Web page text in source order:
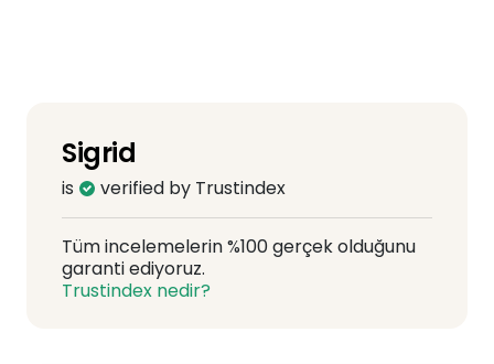
Sigrid
is verified by Trustindex
Tüm incelemelerin %100 gerçek olduğunu
garanti ediyoruz.
Trustindex nedir?